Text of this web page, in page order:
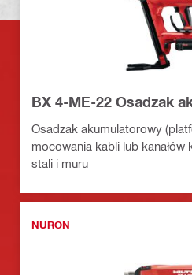
BX 4-ME-22 Osadzak
Osadzak akumulatorowy
mocowania kabli lub kanałów
stali i muru
NURON